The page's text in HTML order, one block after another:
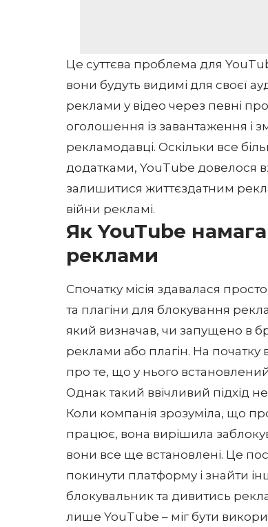
Це суттєва проблема для
вони будуть видимі для своєї
реклами у відео через певні
оголошення із завантаження і
рекламодавці. Оскільки все
додатками, YouTube довелося
залишитися життєздатним
війни рекламі.
Як YouTube
реклами
Спочатку місія здавалася
та плагіни для блокування
який визначав, чи запущено в
реклами або плагін. На початку
про те, що у нього
Однак такий ввічливий підхід
Коли компанія зрозуміла, що
працює, вона вирішила
вони все ще встановлені. Це
покинути платформу і знайти
блокувальник та дивитись
лише YouTube – міг бути